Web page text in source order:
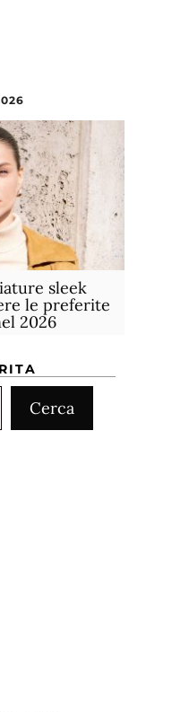
sleek
le preferite
2026
Cerca